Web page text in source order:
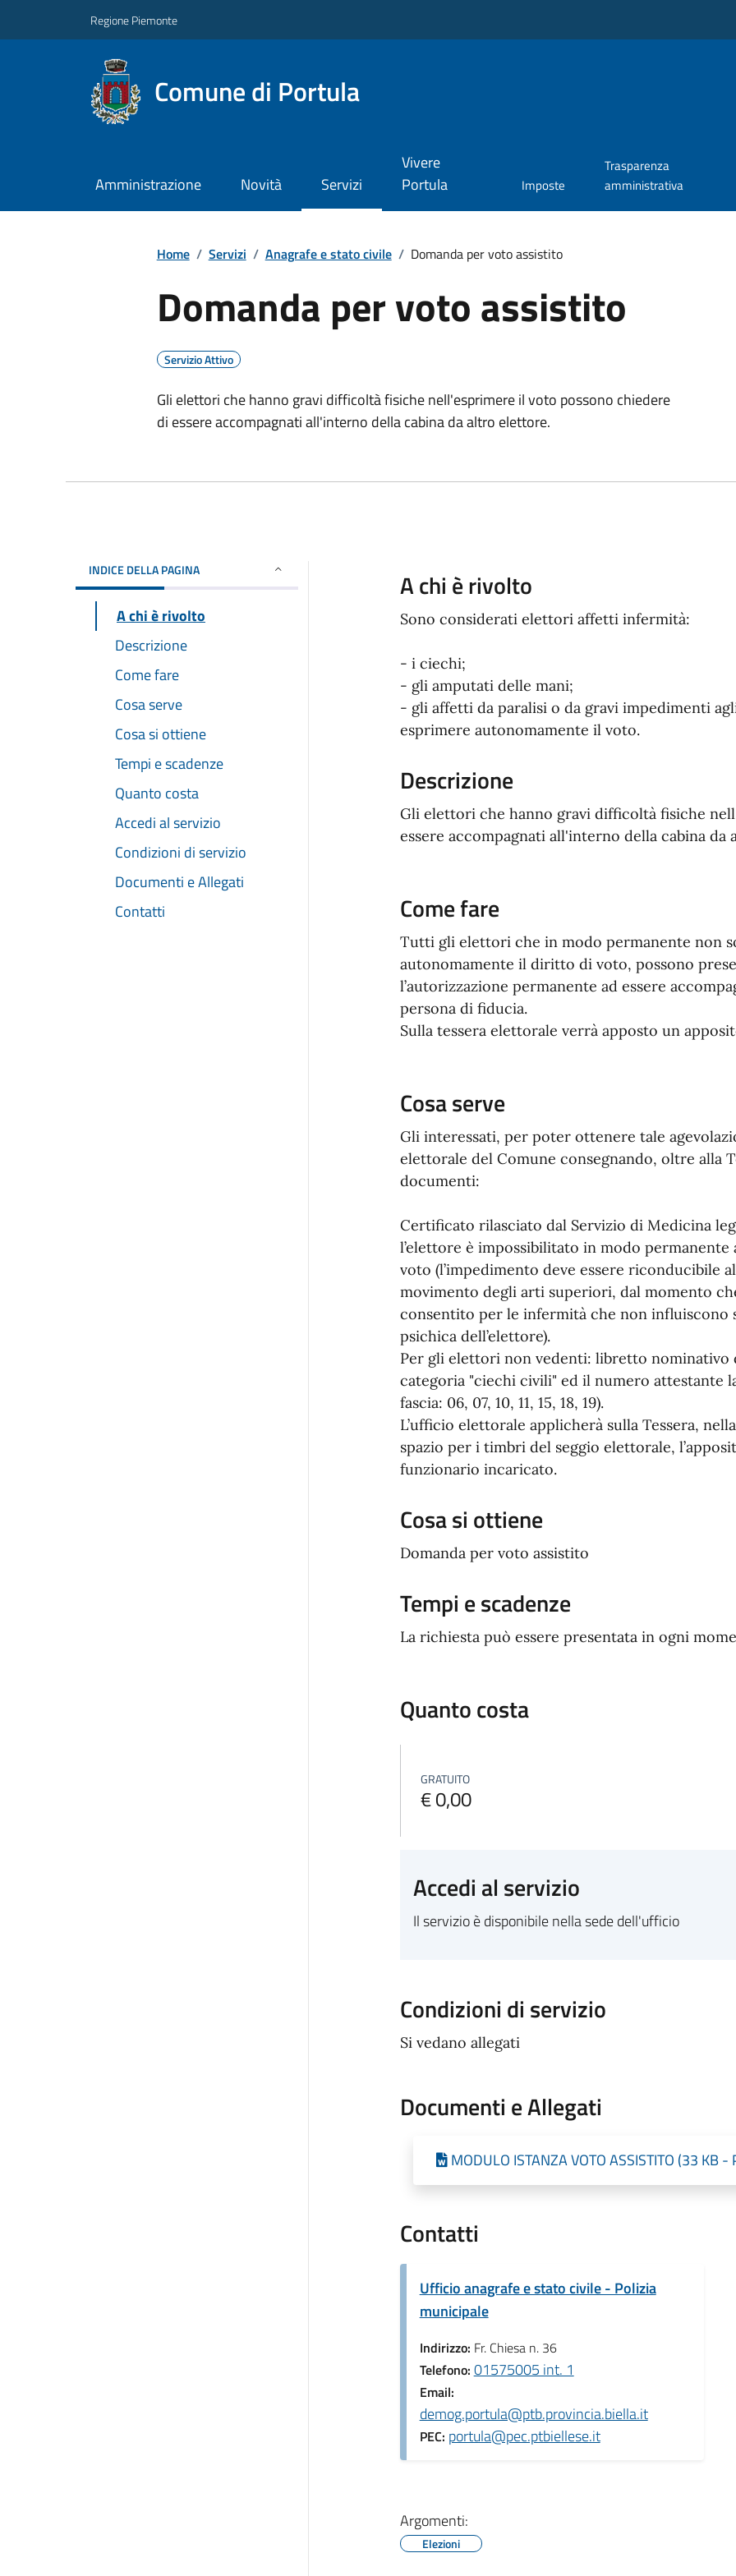
Regione Piemonte
Comune di Portula
Amministrazione Novità Servizi
Vivere
Portula
Imposte
Trasparenza
amministrativa
Home / Servizi / Anagrafe e stato civile / Domanda per voto assistito
Domanda per voto assistito
Servizio Attivo
Gli elettori che hanno gravi difficoltà fisiche nell'esprimere il voto possono chiedere
di essere accompagnati all'interno della cabina da altro elettore.
INDICE DELLA PAGINA
A chi è rivolto
Descrizione
Come fare
Cosa serve
Cosa si ottiene
Tempi e scadenze
Quanto costa
Accedi al servizio
Condizioni di servizio
Documenti e Allegati
Contatti
A chi è rivolto
Sono considerati elettori affetti infermità:
- i ciechi;
- gli amputati delle mani;
- gli affetti da paralisi o da gravi impedimenti
esprimere autonomamente il voto.
Descrizione
Gli elettori che hanno gravi difficoltà fisiche
essere accompagnati all'interno della cabina da
Come fare
Tutti gli elettori che in modo permanente non
autonomamente il diritto di voto, possono
l’autorizzazione permanente ad essere
persona di fiducia.
Sulla tessera elettorale verrà apposto un
Cosa serve
Gli interessati, per poter ottenere tale
elettorale del Comune consegnando, oltre alla
documenti:
Certificato rilasciato dal Servizio di Medicina
l’elettore è impossibilitato in modo
voto (l’impedimento deve essere riconducibile
movimento degli arti superiori, dal momento
consentito per le infermità che non influiscono
psichica dell’elettore).
Per gli elettori non vedenti: libretto nominativo
categoria "ciechi civili" ed il numero attestante
fascia: 06, 07, 10, 11, 15, 18, 19).
L’ufficio elettorale applicherà sulla Tessera,
spazio per i timbri del seggio elettorale,
funzionario incaricato.
Cosa si ottiene
Domanda per voto assistito
Tempi e scadenze
La richiesta può essere presentata in ogni
Quanto costa
GRATUITO
€ 0,00
Accedi al servizio
Il servizio è disponibile nella sede dell'ufficio
Condizioni di servizio
Si vedano allegati
Documenti e Allegati
MODULO ISTANZA VOTO ASSISTITO (33
Contatti
Ufficio anagrafe e stato civile - Polizia
municipale
Indirizzo: Fr. Chiesa n. 36
Telefono:01575005 int. 1
Email:
demog.portula@ptb.provincia.biella.it
PEC: portula@pec.ptbiellese.it
Argomenti:
Elezioni